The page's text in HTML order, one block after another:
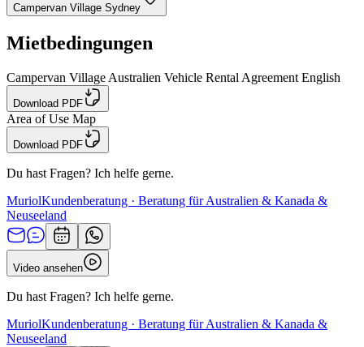
Campervan Village Sydney
Mietbedingungen
Campervan Village Australien Vehicle Rental Agreement English
Download PDF
Area of Use Map
Download PDF
Du hast Fragen? Ich helfe gerne.
MuriolKundenberatung · Beratung für Australien & Kanada &
Neuseeland
Video ansehen
Du hast Fragen? Ich helfe gerne.
MuriolKundenberatung · Beratung für Australien & Kanada &
Neuseeland